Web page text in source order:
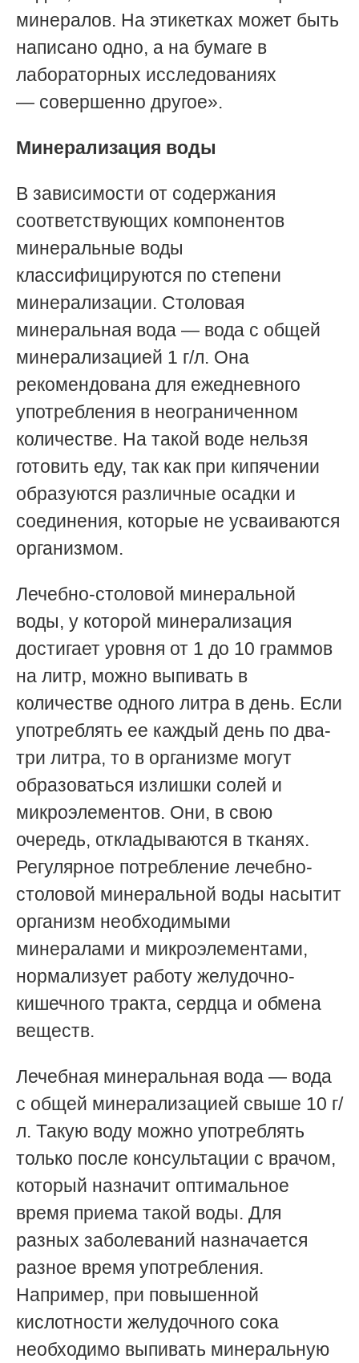
минералов. На этикетках может быть
написано одно, а на бумаге в
лабораторных исследованиях
— совершенно другое».
Минерализация воды
В зависимости от содержания
соответствующих компонентов
минеральные воды
классифицируются по степени
минерализации. Столовая
минеральная вода — вода с общей
минерализацией 1 г/л. Она
рекомендована для ежедневного
употребления в неограниченном
количестве. На такой воде нельзя
готовить еду, так как при кипячении
образуются различные осадки и
соединения, которые не усваиваются
организмом.
Лечебно-столовой минеральной
воды, у которой минерализация
достигает уровня от 1 до 10 граммов
на литр, можно выпивать в
количестве одного литра в день. Если
употреблять ее каждый день по два-
три литра, то в организме могут
образоваться излишки солей и
микроэлементов. Они, в свою
очередь, откладываются в тканях.
Регулярное потребление лечебно-
столовой минеральной воды насытит
организм необходимыми
минералами и микроэлементами,
нормализует работу желудочно-
кишечного тракта, сердца и обмена
веществ.
Лечебная минеральная вода — вода
с общей минерализацией свыше 10 г/
л. Такую воду можно употреблять
только после консультации с врачом,
который назначит оптимальное
время приема такой воды. Для
разных заболеваний назначается
разное время употребления.
Например, при повышенной
кислотности желудочного сока
необходимо выпивать минеральную